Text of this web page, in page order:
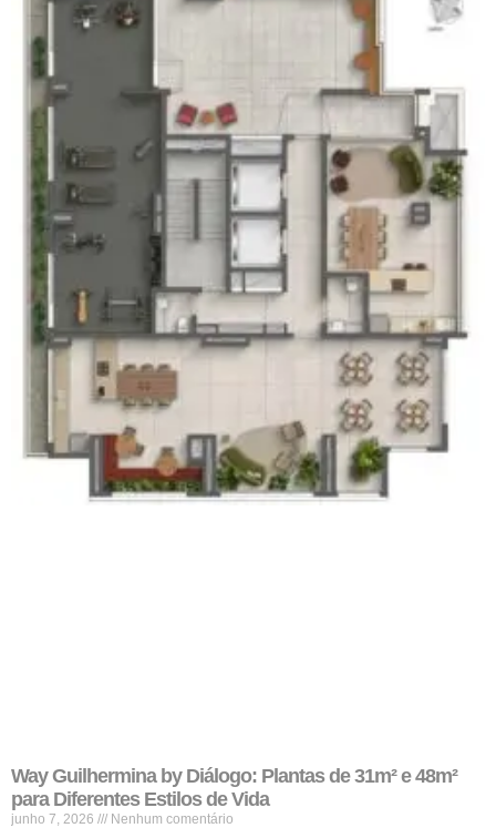
Way Guilhermina by Diálogo: Plantas de 31m² e 48m²
para Diferentes Estilos de Vida
junho 7, 2026 Nenhum comentário